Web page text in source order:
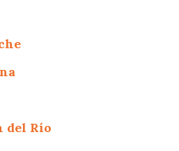
del Río